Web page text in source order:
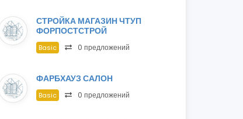
СТРОЙКА МАГАЗИН ЧТУП
ФОРПОСТСТРОЙ
Basic 0 предложений
ФАРБХАУЗ САЛОН
Basic 0 предложений